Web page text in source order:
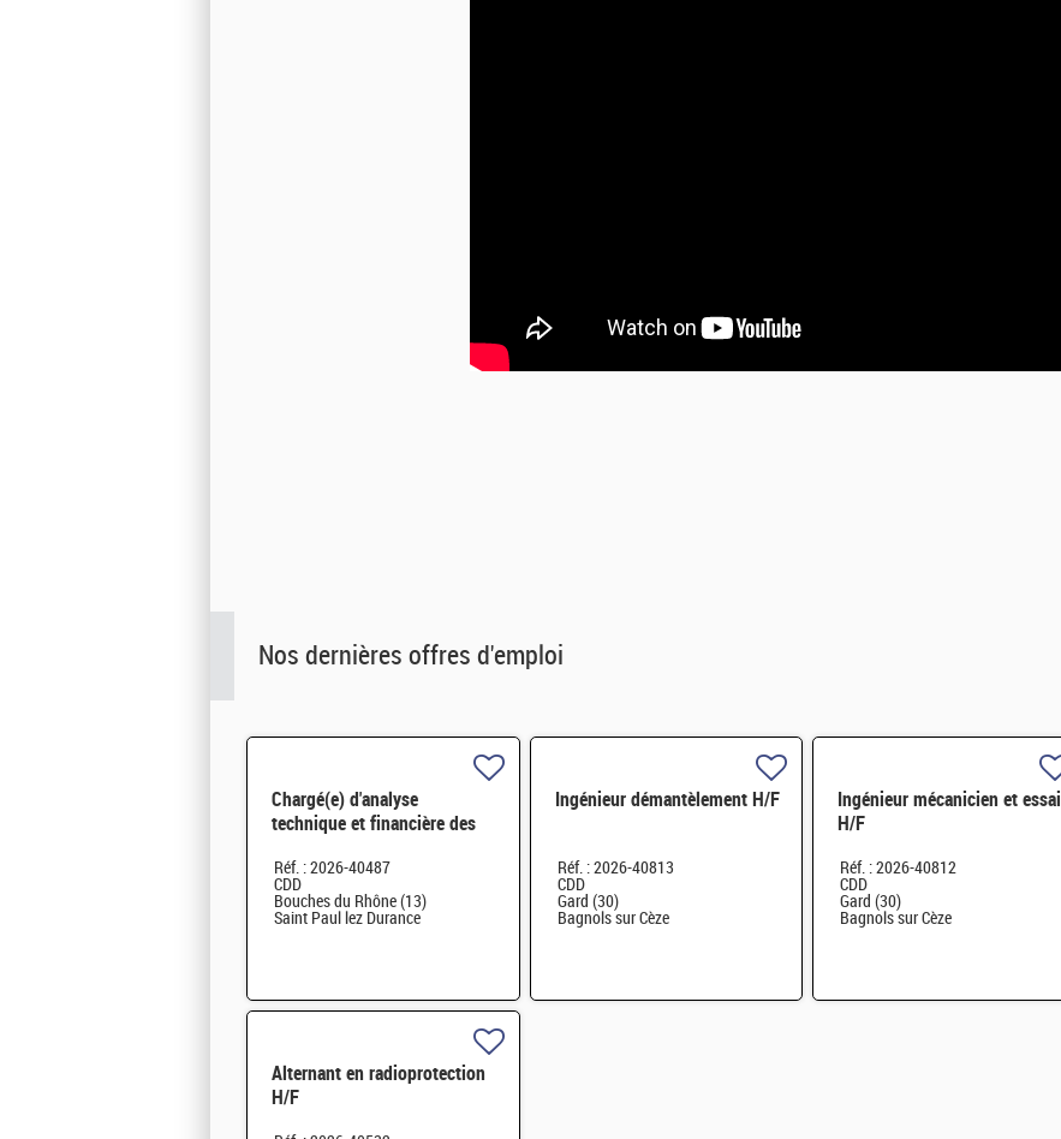
Nos dernières offres d'emploi
Chargé(e) d'analyse
technique et financière des
électromécanique H/F
Réf. : 2026-40487
CDD
Bouches du Rhône (13)
Saint Paul lez Durance
Ingénieur démantèlement H/F
Réf. : 2026-40813
CDD
Gard (30)
Bagnols sur Cèze
Ingénieur mécanicien et essai
H/F
Réf. : 2026-40812
CDD
Gard (30)
Bagnols sur Cèze
Alternant en radioprotection
H/F